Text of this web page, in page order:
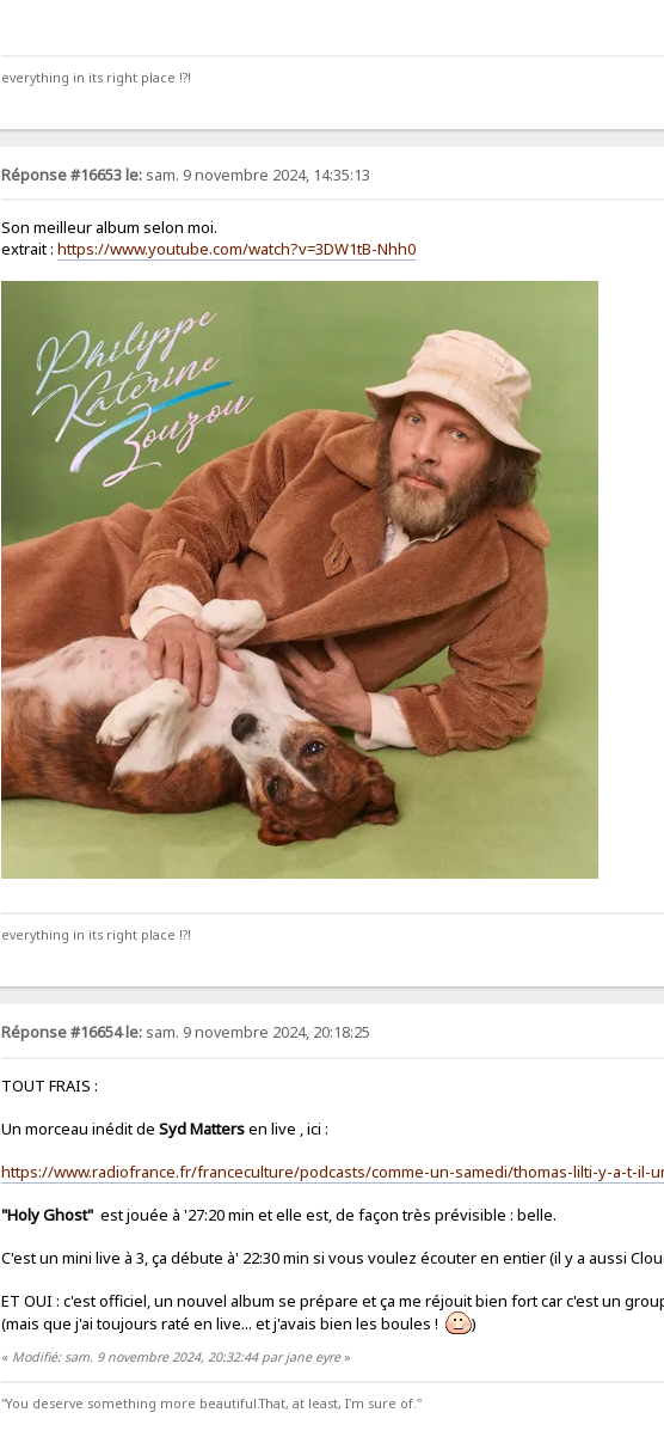
everything in its right place !?!
Réponse #16653 le: sam. 9 novembre 2024, 14:35:13
Son meilleur album selon moi.
extrait :https://www.youtube.com/watch?v=3DW1tB-Nhh0
everything in its right place !?!
Réponse #16654 le: sam. 9 novembre 2024, 20:18:25
TOUT FRAIS :
Un morceau inédit de Syd Mattersen live , ici :
https://www.radiofrance.fr/franceculture/podcasts/comme-un-samedi/thomas-lilti-y-a-t-il-
"Holy Ghost" est jouée à '27:20 min et elle est, de façon très prévisible : belle.
C'est un mini live à 3, ça débute à' 22:30 min si vous voulez écouter en entier (il y a aussi
ET OUI : c'est officiel, un nouvel album se prépare et ça me réjouit bien fort car c'est un
(mais que j'ai toujours raté en live... et j'avais bien les boules !
)
« Modifié: sam. 9 novembre 2024, 20:32:44 par jane eyre»
"You deserve something more beautiful.That, at least, I'm sure of."